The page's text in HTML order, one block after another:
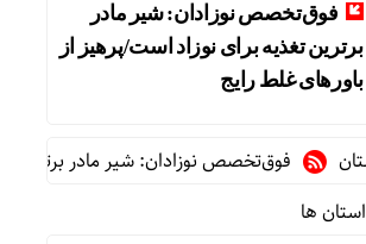
فوق‌تخصص نوزادان: شیر مادر
برترین تغذیه برای نوزاد است/پرهیز از
باورهای غلط رایج
فوق‌تخصص نوزادان: شیر مادر برترین تغذیه
استان ها